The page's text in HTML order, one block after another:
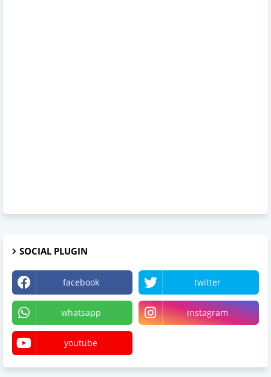
SOCIAL PLUGIN
facebook twitter
whatsapp instagram
youtube